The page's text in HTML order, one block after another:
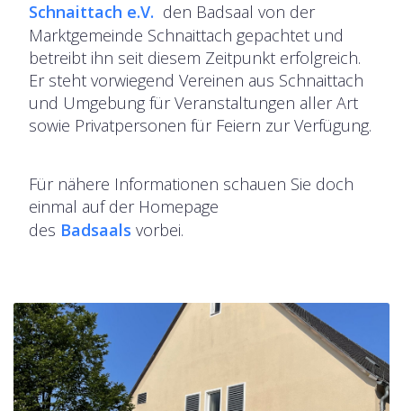
Schnaittach e.V. den Badsaal von der
Marktgemeinde Schnaittach gepachtet und
betreibt ihn seit diesem Zeitpunkt erfolgreich.
Er steht vorwiegend Vereinen aus Schnaittach
und Umgebung für Veranstaltungen aller Art
sowie Privatpersonen für Feiern zur Verfügung.
Für nähere Informationen schauen Sie doch
einmal auf der Homepage
des Badsaals vorbei.